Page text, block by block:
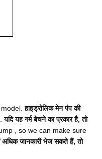
हाइड्रोलिक मेन पंप की
यदि यह गर्म बेचने का प्रकार है, तो
, so we can make sure
अधिक जानकारी भेज सकते हैं, तो